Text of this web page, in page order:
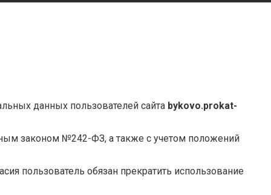
данных пользователей сайта bykovo.prokat-
законом №242-ФЗ, а также с учетом положений
пользователь обязан прекратить использование